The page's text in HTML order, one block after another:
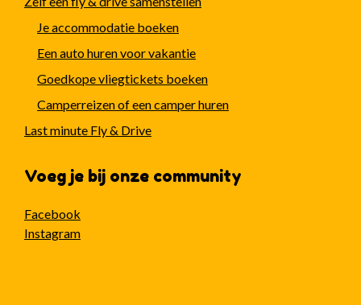
Je accommodatie boeken
Een auto huren voor vakantie
Goedkope vliegtickets boeken
Camperreizen of een camper huren
Last minute Fly & Drive
Voeg je bij onze community
Facebook
Instagram